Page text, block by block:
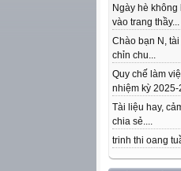
Ngày hè
vào trang thầy...
Chào bạn N,
chỉn chu...
Quy chế làm
nhiệm kỳ 2025-
Tài liệu hay,
chia sẻ....
trinh thi oang